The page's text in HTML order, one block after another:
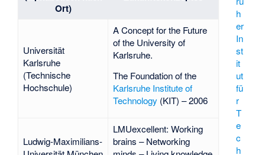
h
er
In
st
it
ut
fü
r
T
e
c
h
Ort)
Universität
Karlsruhe
(Technische
Hochschule)
A Concept for the Future
of the University of
Karlsruhe.
The Foundation of the
Karlsruhe Institute of
Technology (KIT) – 2006
Ludwig-Maximilians-
LMUexcellent: Working
brains – Networking